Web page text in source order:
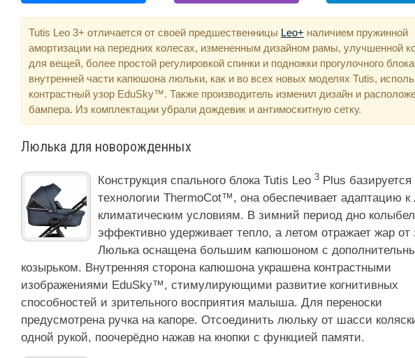
Tutis Leo 3+ отличается от своей предшественницы Leo+ наличием пружинной
амортизации на передних колесах, измененным дизайном рамы, улучшенной
для вещей, более простой регулировкой спинки и подножки прогулочного
внутренней части капюшона люльки, как и во всех новых моделях Tutis,
контрастный узор EduSky™. Также производитель изменил дизайн и
бампера. Из комплектации убрали дождевик и антимоскитную сетку.
Люлька для новорожденных
Конструкция спального блока Tutis Leo 3 Plus базируется
технологии ThermoCot™, она обеспечивает адаптацию
климатическим условиям. В зимний период дно
эффективно удерживает тепло, а летом отражает жар от
Люлька оснащена большим капюшоном с
козырьком. Внутренняя сторона капюшона украшена контрастными
изображениями EduSky™, стимулирующими развитие когнитивных
способностей и зрительного восприятия малыша. Для переноски
предусмотрена ручка на капоре. Отсоединить люльку от шасси
одной рукой, поочерёдно нажав на кнопки с функцией памяти.